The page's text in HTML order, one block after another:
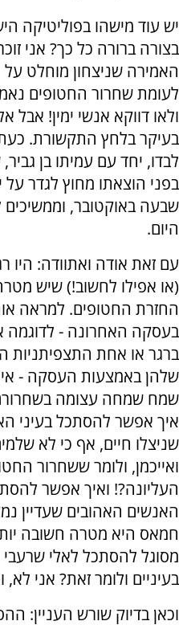
יש עוד מישהו בפוליטיקה
בצורה ברורה כל כך? אני
האמירה שניצחון מוחלט
לעומת שחרור החטופים
ולאו דווקא אנשי ימין!
בעיקר בלחץ התקשורת.
לבדו, יחד עם עמיתו בן
בפני הוצאתו מחוץ לגדר על
שבעה באוקטובר,
היום.
עם זאת אודה ואתוודה: היו
(או אפילו לחשוב!) שיש
החזרת החטופים. למראה
בעסקה האחרונה - לדוגמה
ברגר או אחת התצפיתניות
שלהן באמצעות העסקה -
שמח שמחה עצומה
איך אפשר להסתכל בעיני
שניצלו חיים, אף כי לא
ואייכמן, ולומר ששחרור
העליונה?! ואיך אפשר
האנשים האהובים שעדיין
חמאס היא מטרה חשובה
מסוגל להסתכל לאלי
בעיניים ולומר זאת? אני
וכאן בדיוק שורש העניין: